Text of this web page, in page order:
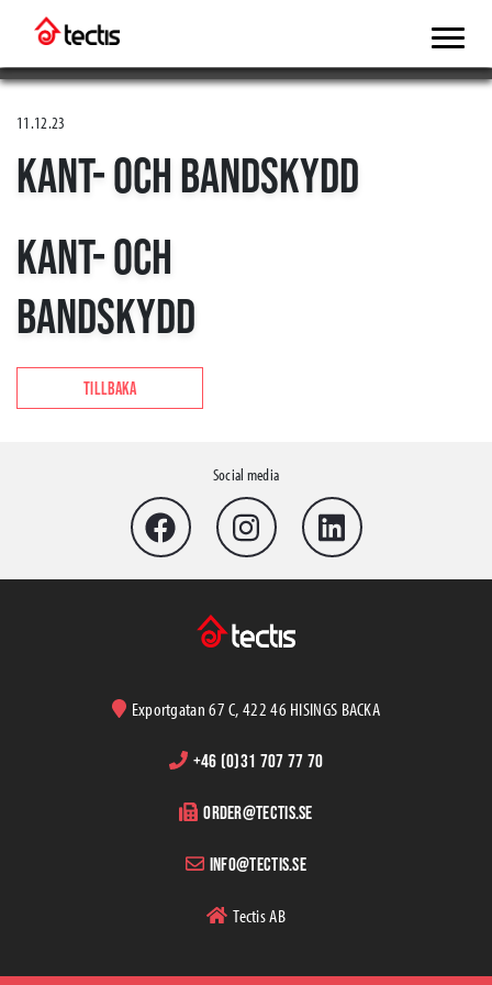
11.12.23
KANT- OCH BANDSKYDD
KANT- OCH
BANDSKYDD
TILLBAKA
Social media
Exportgatan 67 C, 422 46 HISINGS BACKA
+46 (0)31 707 77 70
order@tectis.se
info@tectis.se
Tectis AB